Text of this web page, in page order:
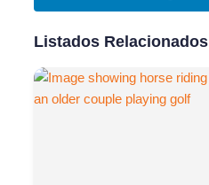
Listados Relacionados